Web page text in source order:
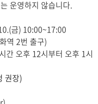
운영하지 않습니다.
금) 10:00~17:00
역 2번 출구)
간 오후 12시부터 오후 1시
권장)